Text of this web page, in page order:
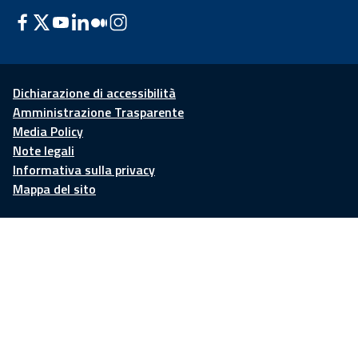
Dichiarazione di accessibilità
Amministrazione Trasparente
Media Policy
Note legali
Informativa sulla privacy
Mappa del sito